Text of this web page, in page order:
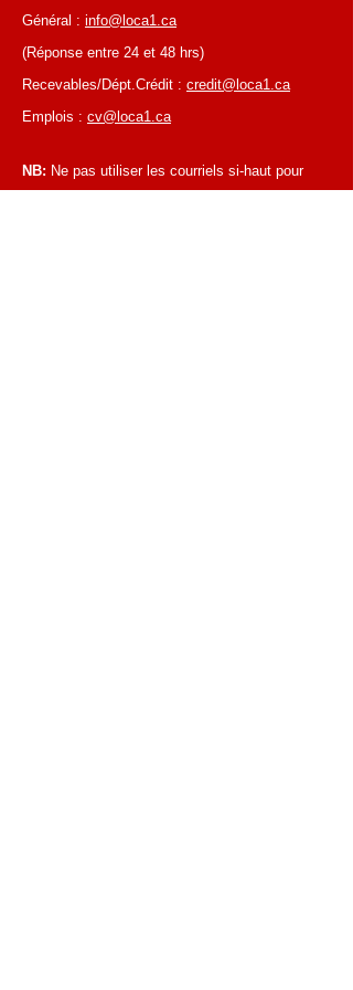
Général : info@loca1.ca
(Réponse entre 24 et 48 hrs)
Recevables/Dépt.Crédit : credit@loca1.ca
Emplois : cv@loca1.ca
NB: Ne pas utiliser les courriels si-haut pour